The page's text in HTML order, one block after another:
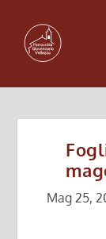
Mag 25,